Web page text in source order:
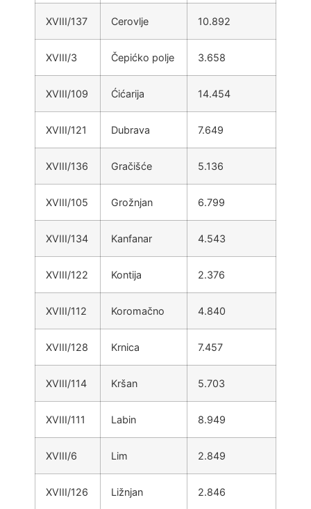
XVIII/137 Cerovlje 10.892
XVIII/3 Čepićko polje 3.658
XVIII/109 Ćićarija 14.454
XVIII/121 Dubrava 7.649
XVIII/136 Gračišće 5.136
XVIII/105 Grožnjan 6.799
XVIII/134 Kanfanar 4.543
XVIII/122 Kontija 2.376
XVIII/112 Koromačno 4.840
XVIII/128 Krnica 7.457
XVIII/114 Kršan 5.703
XVIII/111 Labin 8.949
XVIII/6 Lim 2.849
XVIII/126 Ližnjan 2.846